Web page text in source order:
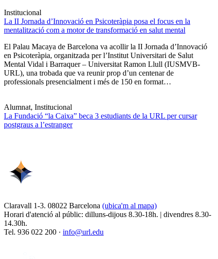
Institucional
La II Jornada d’Innovació en Psicoteràpia posa el focus en la
mentalització com a motor de transformació en salut mental
El Palau Macaya de Barcelona va acollir la II Jornada d’Innovació
en Psicoteràpia, organitzada per l’Institut Universitari de Salut
Mental Vidal i Barraquer – Universitat Ramon Llull (IUSMVB-
URL), una trobada que va reunir prop d’un centenar de
professionals presencialment i més de 150 en format…
Alumnat, Institucional
La Fundació “la Caixa” beca 3 estudiants de la URL per cursar
postgraus a l’estranger
Claravall 1-3. 08022 Barcelona (ubica'm al mapa)
Horari d'atenció al públic: dilluns-dijous 8.30-18h. | divendres 8.30-
14.30h.
Tel. 936 022 200 · info@url.edu